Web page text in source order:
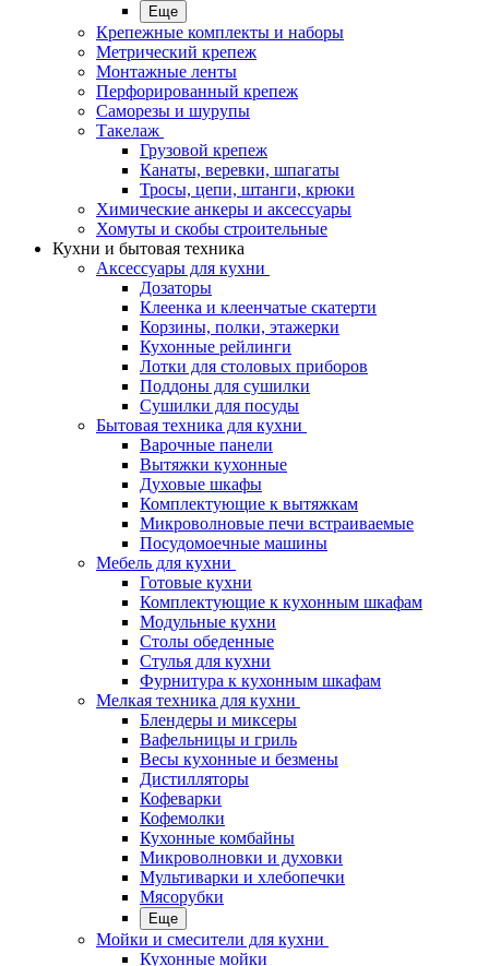
Еще
Крепежные комплекты и наборы
Метрический крепеж
Монтажные ленты
Перфорированный крепеж
Саморезы и шурупы
Такелаж
Грузовой крепеж
Канаты, веревки, шпагаты
Тросы, цепи, штанги, крюки
Химические анкеры и аксессуары
Хомуты и скобы строительные
Кухни и бытовая техника
Аксессуары для кухни
Дозаторы
Клеенка и клеенчатые скатерти
Корзины, полки, этажерки
Кухонные рейлинги
Лотки для столовых приборов
Поддоны для сушилки
Сушилки для посуды
Бытовая техника для кухни
Варочные панели
Вытяжки кухонные
Духовые шкафы
Комплектующие к вытяжкам
Микроволновые печи встраиваемые
Посудомоечные машины
Мебель для кухни
Готовые кухни
Комплектующие к кухонным шкафам
Модульные кухни
Столы обеденные
Стулья для кухни
Фурнитура к кухонным шкафам
Мелкая техника для кухни
Блендеры и миксеры
Вафельницы и гриль
Весы кухонные и безмены
Дистилляторы
Кофеварки
Кофемолки
Кухонные комбайны
Микроволновки и духовки
Мультиварки и хлебопечки
Мясорубки
Еще
Мойки и смесители для кухни
Кухонные мойки